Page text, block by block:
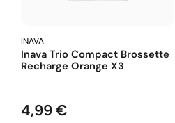
INAVA
Inava Trio Compact Brossette
Recharge Orange X3
Prix
4,99 €